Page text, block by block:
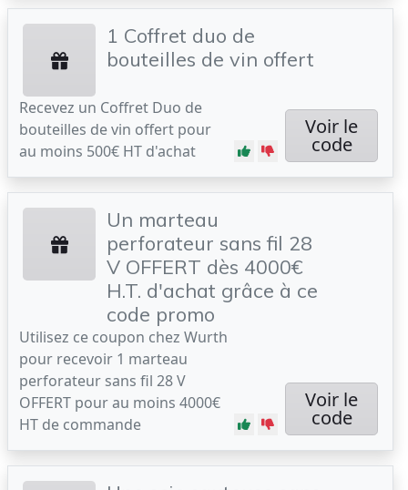
1 Coffret duo de
bouteilles de vin offert
Recevez un Coffret Duo de
bouteilles de vin offert pour
au moins 500€ HT d'achat
Voir le
code
Un marteau
perforateur sans fil 28
V OFFERT dès 4000€
H.T. d'achat grâce à ce
code promo
Utilisez ce coupon chez Wurth
pour recevoir 1 marteau
perforateur sans fil 28 V
OFFERT pour au moins 4000€
HT de commande
Voir le
code